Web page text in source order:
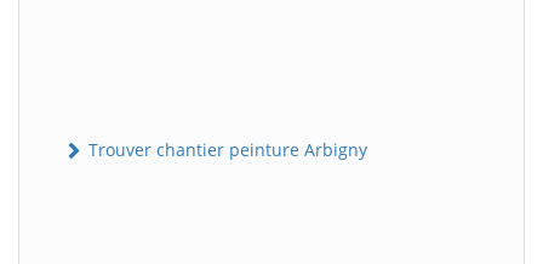
Trouver chantier peinture Arbigny